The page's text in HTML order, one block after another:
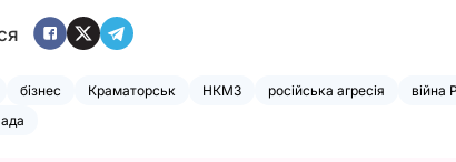
бізнес Краматорськ НКМЗ російська агресія
війна